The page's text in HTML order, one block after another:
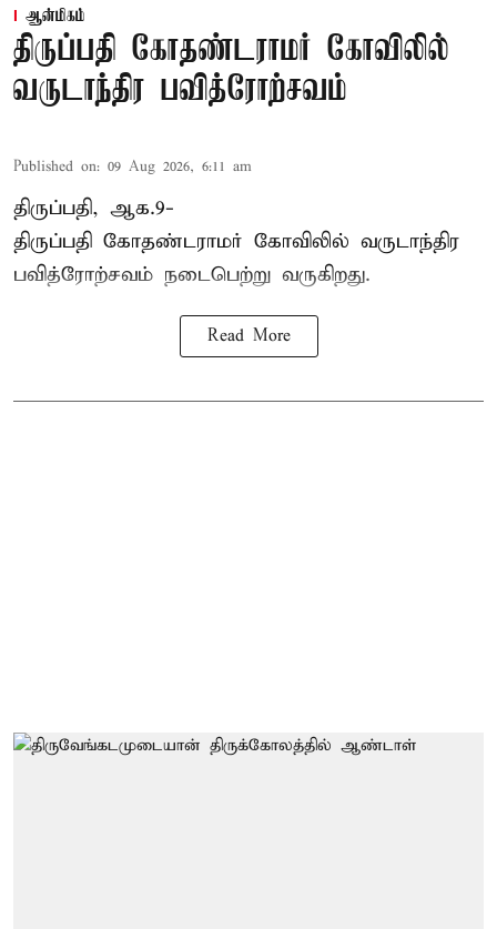
ஆன்மிகம்
திருப்பதி கோதண்டராமர் கோவிலில்
வருடாந்திர பவித்ரோற்சவம்
Published on: 09 Aug 2026, 6:11 am
திருப்பதி, ஆக.9-
திருப்பதி கோதண்டராமர் கோவிலில் வருடாந்திர
பவித்ரோற்சவம் நடைபெற்று வருகிறது.
Read More